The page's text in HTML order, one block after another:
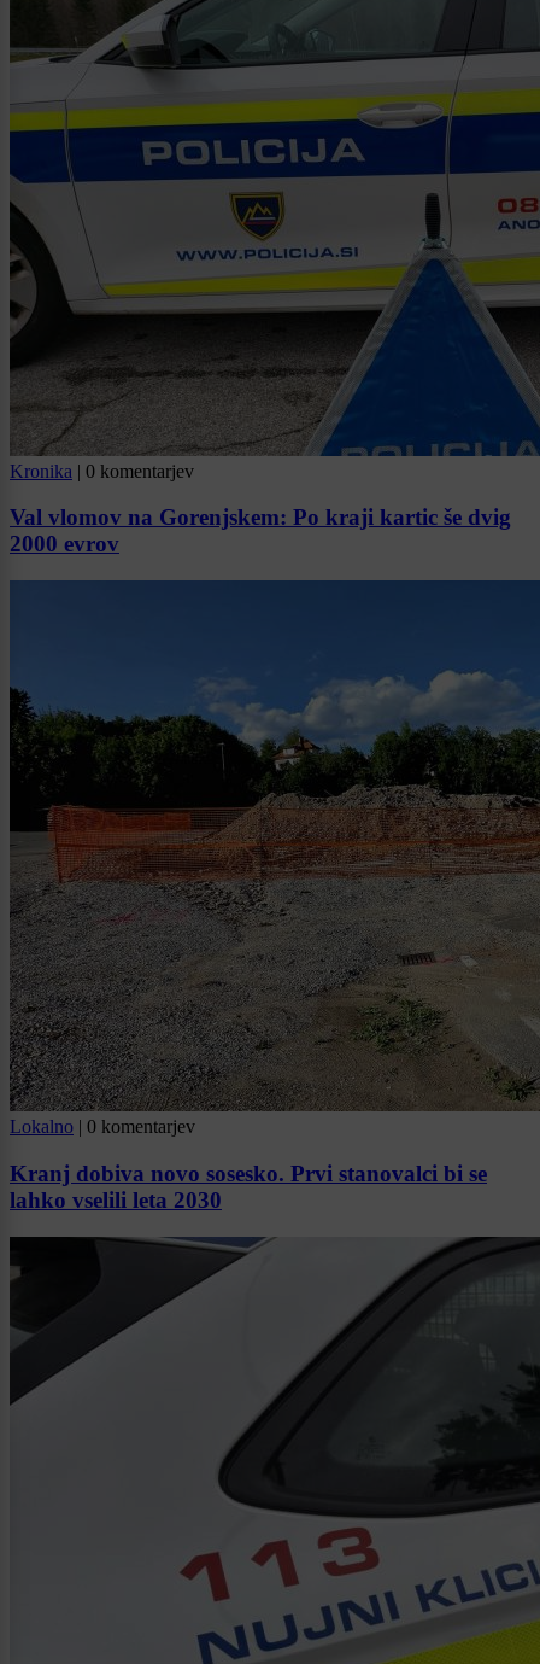
Kronika | 0 komentarjev
Val vlomov na Gorenjskem: Po kraji kartic še dvig
2000 evrov
Lokalno | 0 komentarjev
Kranj dobiva novo sosesko. Prvi stanovalci bi se
lahko vselili leta 2030